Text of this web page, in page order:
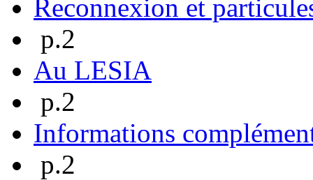
Reconnexion et
p.2
Au LESIA
p.2
Informations
p.2